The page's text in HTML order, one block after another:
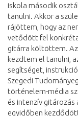
iskola második
tanulni. Akkor a
rájöttem, hogy az
vetődött fel
gitárra költöttem.
kezdtem el tanulni,
segítséget,
Szegedi
történelem-média
és intenzív
egyidőben